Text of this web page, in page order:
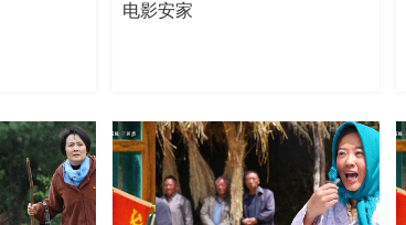
电影安家